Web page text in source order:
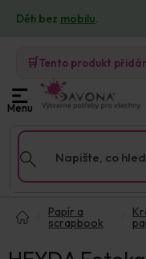
obsah
Děti bez mobilu.
🛒Tento produkt
Papír a
scrapbook